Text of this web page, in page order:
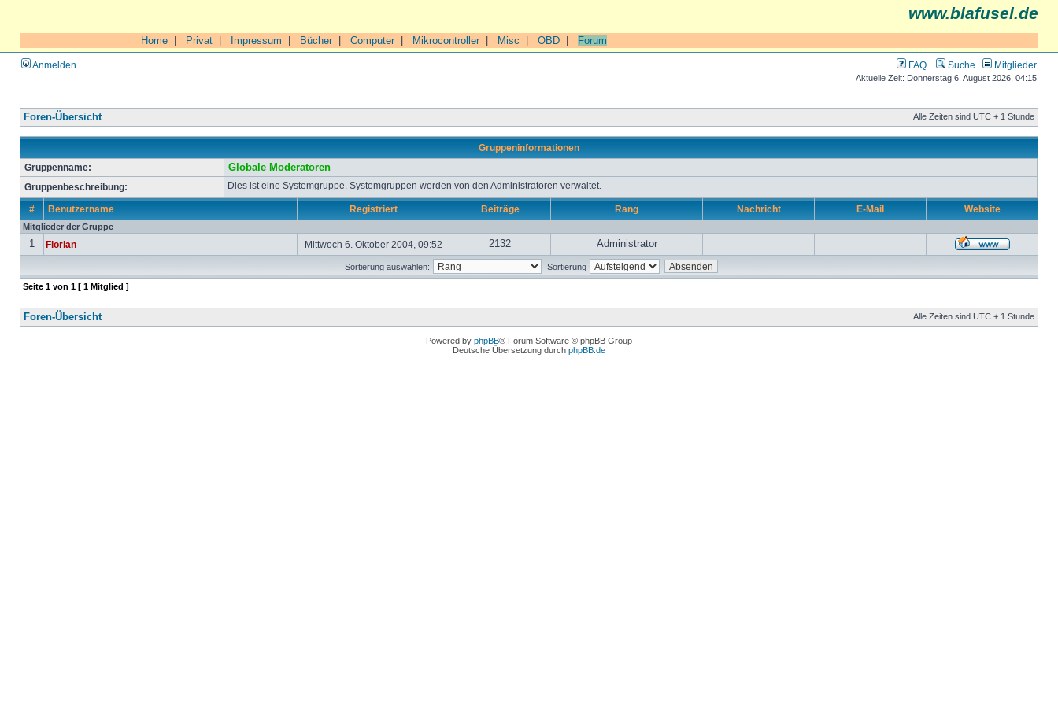
www.blafusel.de
Home Privat Impressum Bücher| Computer| Mikrocontroller| Misc OBD Forum
Anmelden FAQ Suche Mitglieder
Aktuelle Zeit: Donnerstag 6. August 2026, 04:15
Foren-Übersicht Alle Zeiten sind UTC + 1 Stunde
Gruppeninformationen
Gruppenname:
Globale Moderatoren
Gruppenbeschreibung: Dies ist eine Systemgruppe. Systemgruppen werden von den Administratoren verwaltet.
# Benutzername Registriert Beiträge Rang Nachricht E-Mail Website
Mitglieder der Gruppe
1 Florian Mittwoch 6. Oktober 2004, 09:52 2132 Administrator
Sortierung auswählen: Sortierung
Seite 1 von 1 [ 1 Mitglied ]
Foren-Übersicht Alle Zeiten sind UTC + 1 Stunde
Powered by phpBB® Forum Software © phpBB Group
Deutsche Übersetzung durch phpBB.de